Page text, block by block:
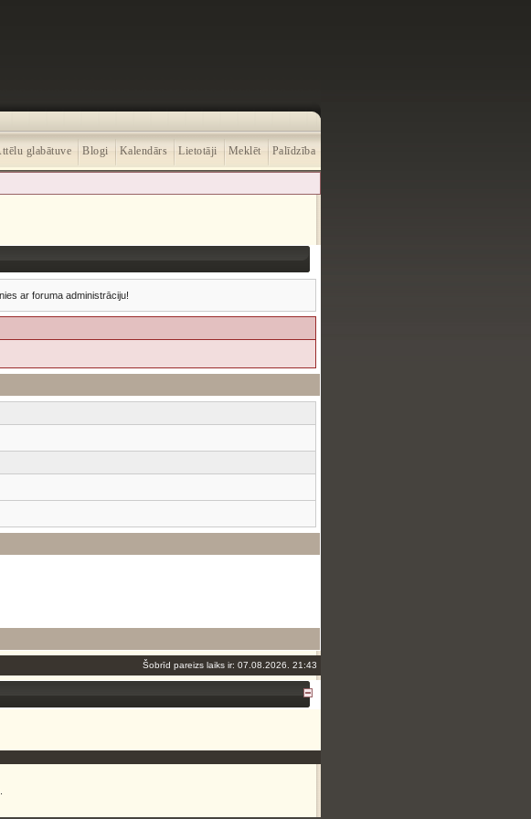
Palīdzība
Meklēt
Lietotāji
Kalendārs
Blogi
glabātuve
ar foruma administrāciju!
Šobrīd pareizs laiks ir: 07.08.2026. 21:43